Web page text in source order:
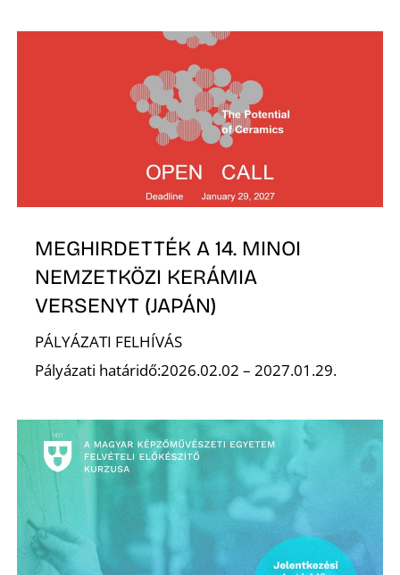
MEGHIRDETTÉK A 14. MINOI
NEMZETKÖZI KERÁMIA
VERSENYT (JAPÁN)
PÁLYÁZATI FELHÍVÁS
Pályázati határidő:2026.02.02 – 2027.01.29.